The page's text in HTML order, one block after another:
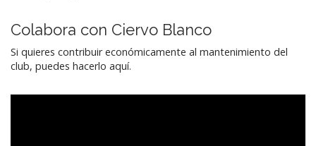
Colabora con Ciervo Blanco
Si quieres contribuir económicamente al mantenimiento del
club, puedes hacerlo aquí.